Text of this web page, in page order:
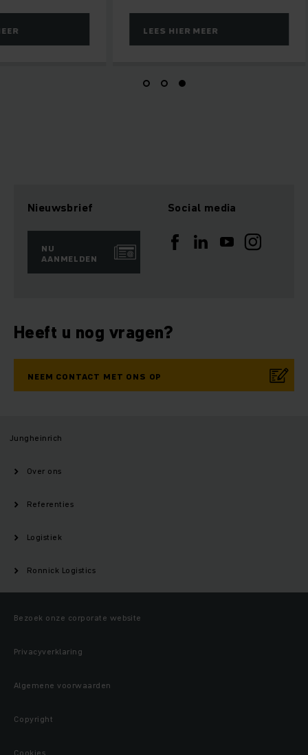
LEES HIER MEER
Nieuwsbrief
NU
AANMELDEN
Social media
Heeft u nog vragen?
NEEM CONTACT MET ONS OP
Jungheinrich
Over ons
Referenties
Logistiek
Ronnick Logistics
Bezoek onze corporate website
Privacyverklaring
Algemene voorwaarden
Copyright